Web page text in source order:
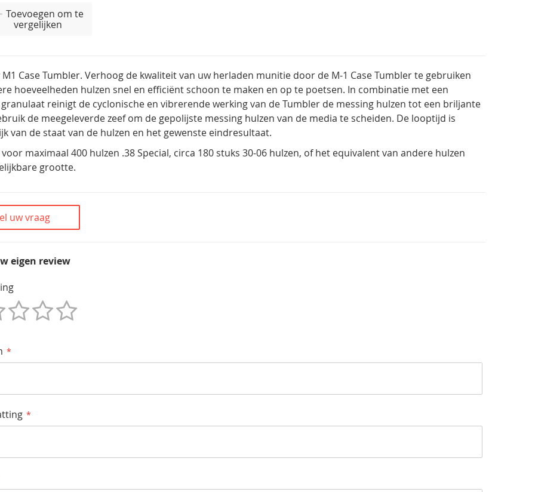
Toevoegen om te
vergelijken
Case Tumbler. Verhoog de kwaliteit van uw herladen munitie door de M-1 Case Tumbler te gebruiken
hoeveelheden hulzen snel en efficiënt schoon te maken en op te poetsen. In combinatie met een
reinigt de cyclonische en vibrerende werking van de Tumbler de messing hulzen tot een briljante
de meegeleverde zeef om de gepolijste messing hulzen van de media te scheiden. De looptijd is
van de staat van de hulzen en het gewenste eindresultaat.
maximaal 400 hulzen .38 Special, circa 180 stuks 30-06 hulzen, of het equivalent van andere hulzen
grootte.
uw vraag
eigen review